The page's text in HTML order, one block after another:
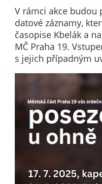
V rámci akce budou
datové záznamy,
časopise Kbelák a
MČ Praha 19.
s jejich případným